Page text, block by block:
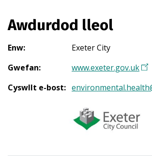
Awdurdod lleol
Enw:
Exeter City
Gwefan: www.exeter.gov.uk(
n
g
Cyswllt e-bost: